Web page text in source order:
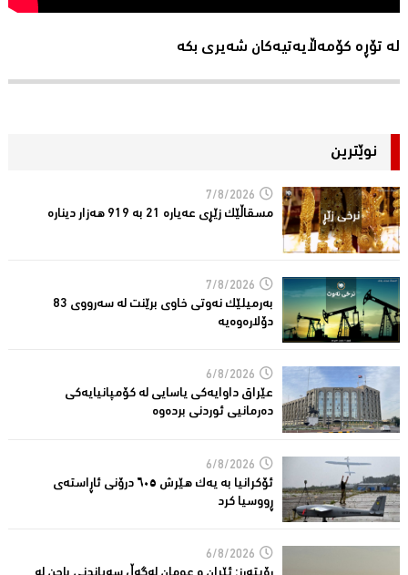
لە تۆڕە کۆمەڵایەتیەکان شەیری بکە
نوێترین
7/8/2026
مسقاڵێک زێڕی عەیارە 21 بە 919 هەزار دینارە
7/8/2026
بەرمیلێک نەوتى خاوى برێنت لە سەرووى 83
دۆلارەوەیە
6/8/2026
عێراق داوایەکی یاسایی لە کۆمپانیایه‌كی
دەرمانیى ئوردنی بردەوە
6/8/2026
ئۆکرانیا بە یەک هێرش ٦٠٥ درۆنی ئاڕاستەى
ڕووسیا کرد
6/8/2026